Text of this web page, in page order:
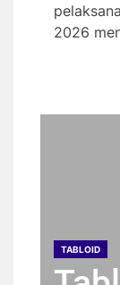
2026
TABLOID
TABLOID
TABLOID
TABLOID